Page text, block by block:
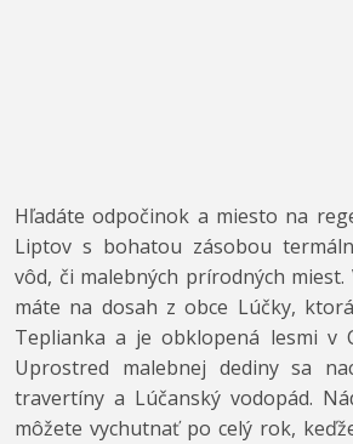
Hľadáte odpočinok a miesto na
Liptov s bohatou zásobou
vôd, či malebných prírodných
máte na dosah z obce Lúčky,
Teplianka a je obklopená lesmi v
Uprostred malebnej dediny sa
travertíny a Lúčanský vodopád.
môžete vychutnať po celý rok,